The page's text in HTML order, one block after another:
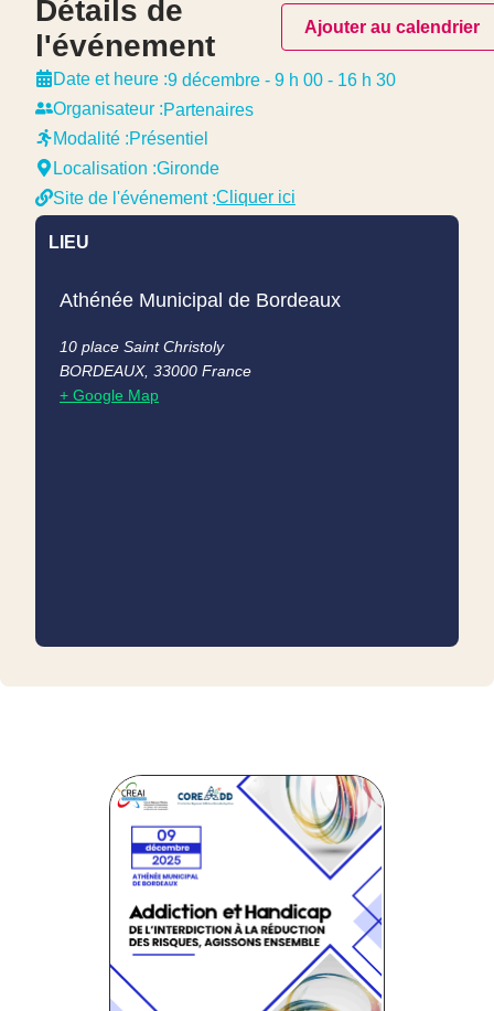
Détails de
l'événement
Ajouter au calendrier
Date et heure :9 décembre - 9 h 00 - 16 h 30
Organisateur :Partenaires
Modalité :Présentiel
Localisation :Gironde
Site de l'événement :Cliquer ici
LIEU
Athénée Municipal de Bordeaux
10 place Saint Christoly
BORDEAUX, 33000 France
+ Google Map